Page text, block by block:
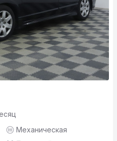
Механическая